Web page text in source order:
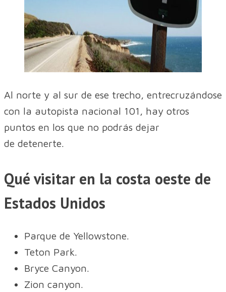
Al norte y al sur de ese trecho, entrecruzándose
con la autopista nacional 101, hay otros
puntos en los que no podrás dejar
de detenerte.
Qué visitar en la costa oeste de
Estados Unidos
Parque de Yellowstone.
Teton Park.
Bryce Canyon.
Zion canyon.